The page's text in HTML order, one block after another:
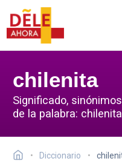
chilenita
Significado,
de la palabra: chilenita
Diccionario